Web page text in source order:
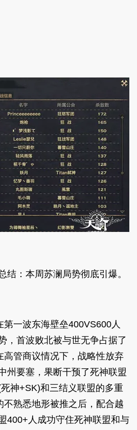
：本周苏澜局势彻底引爆。
一波东海壁垒400VS600人
，首波败北被与世无争占据了
高管商议情况下，战略性放弃
州要塞，果断干预了死神联盟
神+SK)和三结义联盟的多重
不熟悉地形被推之后，配合越
400+人成功守住死神联盟和与